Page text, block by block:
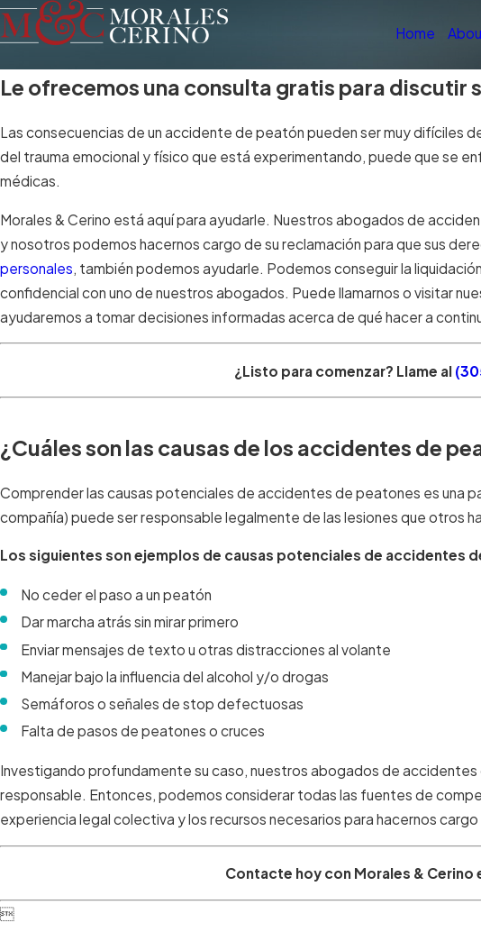
Home
Le ofrecemos una consulta gratis para discutir
Las consecuencias de un accidente de peatón pueden ser muy difíciles
del trauma emocional y físico que está experimentando, puede que se
médicas.
Morales & Cerino está aquí para ayudarle. Nuestros abogados de
y nosotros podemos hacernos cargo de su reclamación para que sus
personales , también podemos ayudarle. Podemos conseguir la
confidencial con uno de nuestros abogados. Puede llamarnos o visitar
ayudaremos a tomar decisiones informadas acerca de qué hacer a
¿Listo para comenzar? Llame al
¿Cuáles son las causas de los accidentes de
Comprender las causas potenciales de accidentes de peatones es una
compañía) puede ser responsable legalmente de las lesiones que otros
Los siguientes son ejemplos de causas potenciales de accidentes
No ceder el paso a un peatón
Dar marcha atrás sin mirar primero
Enviar mensajes de texto u otras distracciones al volante
Manejar bajo la influencia del alcohol y/o drogas
Semáforos o señales de stop defectuosas
Falta de pasos de peatones o cruces
Investigando profundamente su caso, nuestros abogados de
responsable. Entonces, podemos considerar todas las fuentes de
experiencia legal colectiva y los recursos necesarios para hacernos cargo
Contacte hoy con Morales & Cerino
